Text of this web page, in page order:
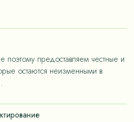
но и долговечные, как за
ориентированных на
предоставляем честные и
остаются неизменными в